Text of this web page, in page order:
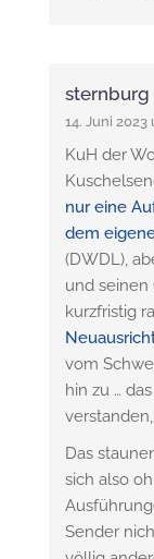
sternburg
14. Juni 2023
KuH der
nur eine
dem
(DWDL),
und
kurzfristig
vom
hin zu …
Das
sich also
Sender